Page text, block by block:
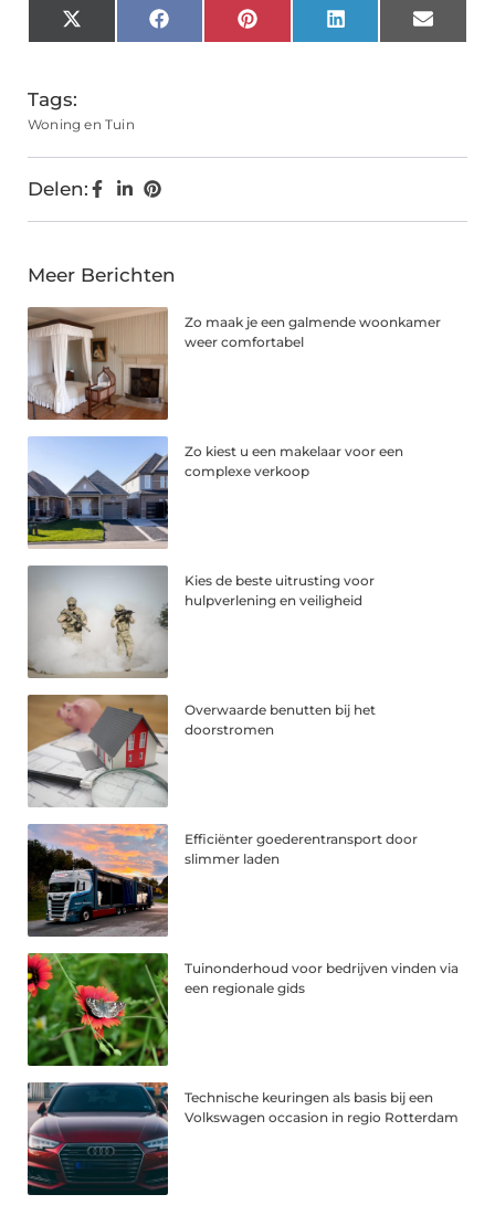
X
(Twitter)
FacebookPinterestLinkedInEmail
Tags:
Woning en Tuin
Delen:
Meer Berichten
Zo maak je een galmende woonkamer
weer comfortabel
Zo kiest u een makelaar voor een
complexe verkoop
Kies de beste uitrusting voor
hulpverlening en veiligheid
Overwaarde benutten bij het
doorstromen
Efficiënter goederentransport door
slimmer laden
Tuinonderhoud voor bedrijven vinden via
een regionale gids
Technische keuringen als basis bij een
Volkswagen occasion in regio Rotterdam